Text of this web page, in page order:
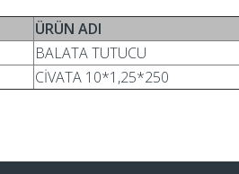
ÜRÜN ADI
BALATA TUTUCU
CİVATA 10*1,25*250